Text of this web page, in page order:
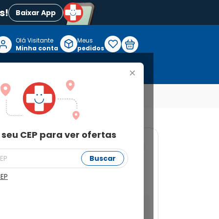
Baixar App
+
CEP para ver ofertas
Buscar
Olá Visitante
Minha conta
Meus
pedidos
Me Faltava 8ml
Coat Era Glitter Que
ver ofertas